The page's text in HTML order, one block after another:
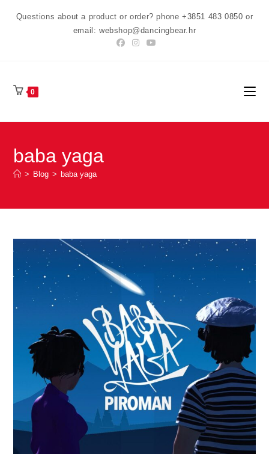
Questions about a product or order? phone +3851 483 0850 or
email: webshop@dancingbear.hr
0
baba yaga
> Blog > baba yaga